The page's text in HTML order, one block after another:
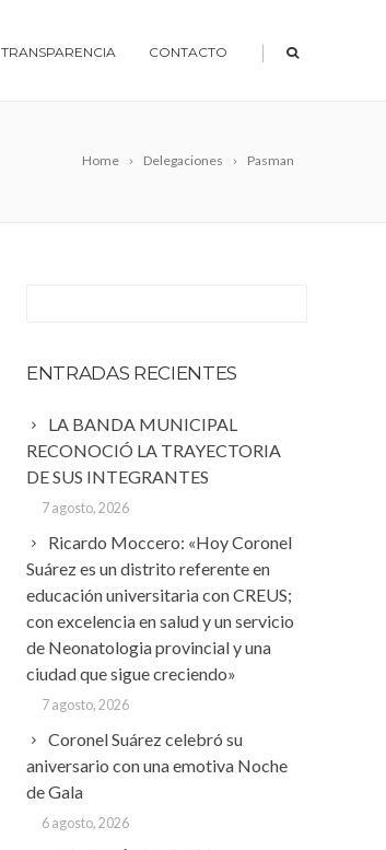
TRANSPARENCIA CONTACTO |
Home Delegaciones Pasman
ENTRADAS RECIENTES
LA BANDA MUNICIPAL
RECONOCIÓ LA TRAYECTORIA
DE SUS INTEGRANTES
7 agosto, 2026
Ricardo Moccero: «Hoy Coronel
Suárez es un distrito referente en
educación universitaria con CREUS;
con excelencia en salud y un servicio
de Neonatologia provincial y una
ciudad que sigue creciendo»
7 agosto, 2026
Coronel Suárez celebró su
aniversario con una emotiva Noche
de Gala
6 agosto, 2026